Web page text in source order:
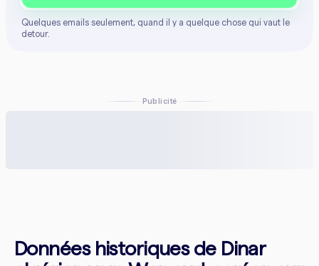
Quelques emails seulement, quand il y a quelque chose qui vaut le
detour.
Publicité
Données historiques de Dinar